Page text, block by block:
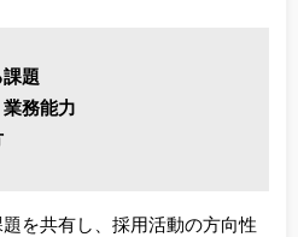
題
務能力
を共有し、採用活動の方向性